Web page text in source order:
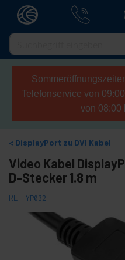
Telefonservice von
von 08:00
DisplayPort zu DVI Kabel
Video Kabel
D-Stecker 1.8 m
REF: YP032